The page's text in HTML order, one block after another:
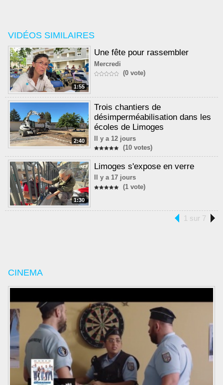
VIDÉOS SIMILAIRES
1:55
Une fête pour rassembler
Mercredi
(0 vote)
2:40
Trois chantiers de
désimperméabilisation dans les
écoles de Limoges
Il y a 12 jours
(10 votes)
1:30
Limoges s'expose en verre
Il y a 17 jours
(1 vote)
1 sur 7
CINEMA